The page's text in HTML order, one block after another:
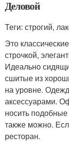
Деловой
Теги: строгий,
Это
строчкой,
Идеально
сшитые из
на уровне.
аксессуарами.
носить
также можно.
ресторан.